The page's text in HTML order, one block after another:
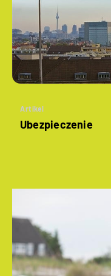
Artikel
Ubezpieczenie